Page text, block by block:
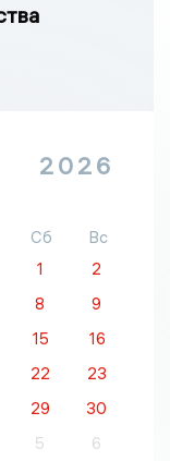
2026
Сб
Вс
1
2
8
9
15
16
22
23
29
30
5 6